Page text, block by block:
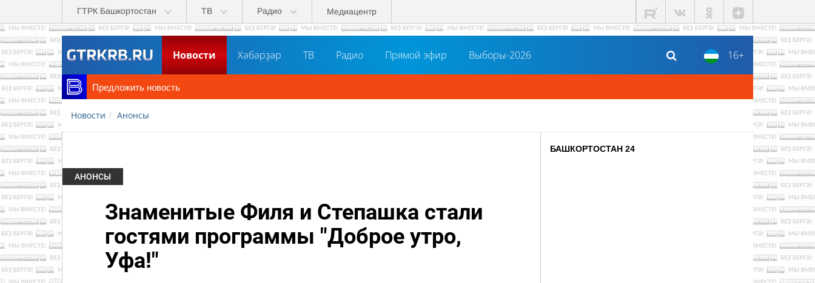
Перейти к основному содержанию
ГТРК Башкортостан ТВ Радио Медиацентр
16+
Новости Хәбәрҙәр ТВ Радио Прямой эфир Выборы-2026
Не пропустите ГТРК "Башкортостан" теперь в MAX!
Новости Анонсы
АНОНСЫ
Знаменитые Филя и Степашка стали
гостями программы "Доброе утро,
Уфа!"
БАШКОРТОСТАН 24